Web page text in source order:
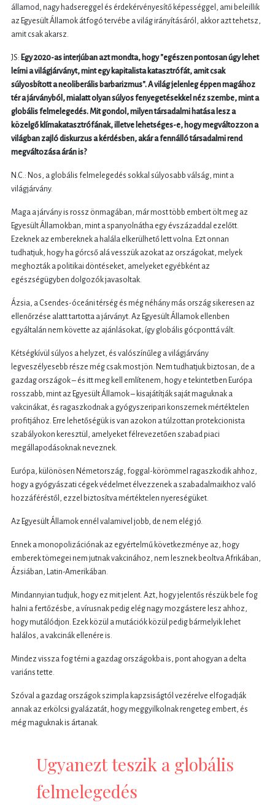
államod, nagy hadsereggel és érdekérvényesítő képességgel, ami beleillik
az Egyesült Államok átfogó tervébe a világ irányításáról, akkor azt tehetsz,
amit csak akarsz.
JS: Egy 2020-as interjúban azt mondta, hogy "egészen pontosan úgy lehet
leírni a világjárványt, mint egy kapitalista katasztrófát, amit csak
súlyosbított a neoliberális barbarizmus". A világ jelenleg éppen magához
tér a járványból, mialatt olyan súlyos fenyegetésekkel néz szembe, mint a
globális felmelegedés. Mit gondol, milyen társadalmi hatása lesz a
közelgő klímakatasztrófának, illetve lehetséges-e, hogy megváltozzon a
világban zajló diskurzus a kérdésben, akár a fennálló társadalmi rend
megváltozása árán is?
N.C.: Nos, a globális felmelegedés sokkal súlyosabb válság, mint a
világjárvány.
Maga a járvány is rossz önmagában, már most több embert ölt meg az
Egyesült Államokban, mint a spanyolnátha egy évszázaddal ezelőtt.
Ezeknek az embereknek a halála elkerülhető lett volna. Ezt onnan
tudhatjuk, hogy ha górcső alá vesszük azokat az országokat, melyek
meghozták a politikai döntéseket, amelyeket egyébként az
egészségügyben dolgozók javasoltak.
Ázsia, a Csendes-óceáni térség és még néhány más ország sikeresen az
ellenőrzése alatt tartotta a járványt. Az Egyesült Államok ellenben
egyáltalán nem követte az ajánlásokat, így globális gócponttá vált.
Kétségkívül súlyos a helyzet, és valószínűleg a világjárvány
legveszélyesebb része még csak most jön. Nem tudhatjuk biztosan, de a
gazdag országok – és itt meg kell említenem, hogy e tekintetben Európa
rosszabb, mint az Egyesült Államok – kisajátítják saját maguknak a
vakcinákat, és ragaszkodnak a gyógyszeripari konszernek mértéktelen
profitjához. Erre lehetőségük is van azokon a túlzottan protekcionista
szabályokon keresztül, amelyeket félrevezetően szabad piaci
megállapodásoknak neveznek.
Európa, különösen Németország, foggal-körömmel ragaszkodik ahhoz,
hogy a gyógyászati cégek védelmet élvezzenek a szabadalmaikhoz való
hozzáféréstől, ezzel biztosítva mértéktelen nyereségüket.
Az Egyesült Államok ennél valamivel jobb, de nem elég jó.
Ennek a monopolizációnak az egyértelmű következménye az, hogy
emberek tömegei nem jutnak vakcinához, nem lesznek beoltva Afrikában,
Ázsiában, Latin-Amerikában.
Mindannyian tudjuk, hogy ez mit jelent. Azt, hogy jelentős részük bele fog
halni a fertőzésbe, a vírusnak pedig elég nagy mozgástere lesz ahhoz,
hogy mutálódjon. Ezek közül a mutációk közül pedig bármelyik lehet
halálos, a vakcinák ellenére is.
Mindez vissza fog térni a gazdag országokba is, pont ahogyan a delta
variáns tette.
Szóval a gazdag országok szimpla kapzsiságtól vezérelve elfogadják
annak az erkölcsi gyalázatát, hogy meggyilkolnak rengeteg embert, és
még maguknak is ártanak.
Ugyanezt teszik a globális
felmelegedés